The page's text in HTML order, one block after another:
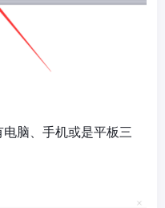
脑、手机或是平板三